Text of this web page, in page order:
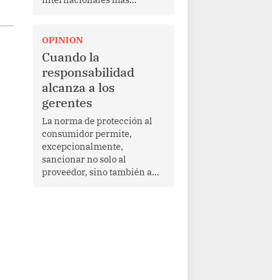
Más allá de su dimensión
religiosa, esta gira
representa una oportunidad
para reafirmar el valor del
diálogo, fortalecer los
vínculos entre los pueblos y
proyectar una imagen de
cooperación en una región
que enfrenta desafíos en
materia de desarrollo,
cohesión social y
gobernabilidad.
OPINION
Cuando la
responsabilidad
alcanza a los
gerentes
La norma de protección al
consumidor permite,
excepcionalmente,
sancionar no solo al
proveedor, sino también a